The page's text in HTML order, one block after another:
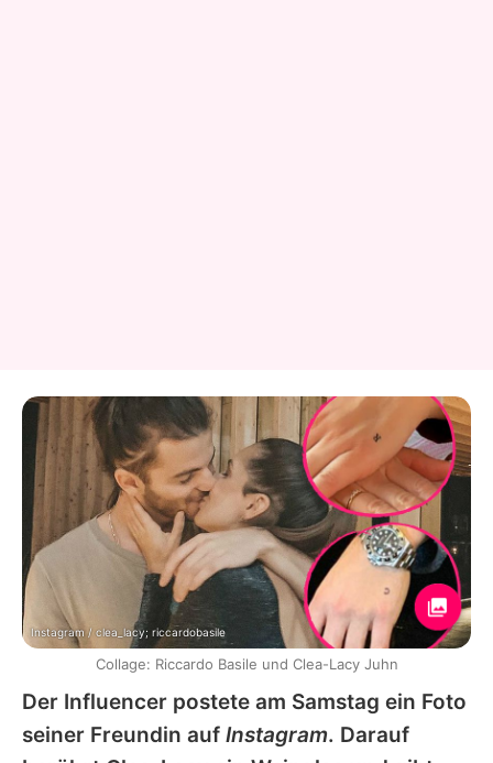
Der Influencer postete am Samstag ein Foto
seiner Freundin auf Instagram. Darauf
Instagram / clea_lacy; riccardobasile
Collage: Riccardo Basile und Clea-Lacy Juhn